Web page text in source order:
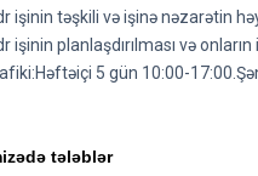
işinin təşkili və işinə nəzarətin
işinin planlaşdırılması və onların
5 gün 10:00-
tələblər